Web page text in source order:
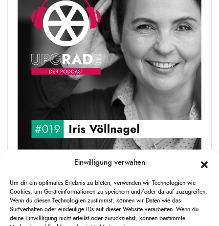
Einwilligung verwalten
Um dir ein optimales Erlebnis zu bieten, verwenden wir Technologien wie
Cookies, um Geräteinformationen zu speichern und/oder darauf zuzugreifen.
Wenn du diesen Technologien zustimmst, können wir Daten wie das
Surfverhalten oder eindeutige IDs auf dieser Website verarbeiten. Wenn du
deine Einwillligung nicht erteilst oder zurückziehst, können bestimmte
upgRADe #019 Iris Völlnagel
und gearbeitet, spricht mehrere Sprachen und berichtet
leidenschaftlich gerne über das, was sie erlebt – als Journalistin,
[...]